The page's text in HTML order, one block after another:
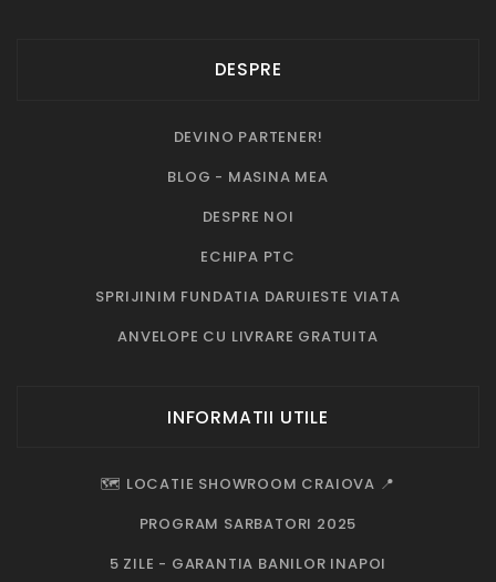
DESPRE
DEVINO PARTENER!
BLOG - MASINA MEA
DESPRE NOI
ECHIPA PTC
SPRIJINIM FUNDATIA DARUIESTE VIATA
ANVELOPE CU LIVRARE GRATUITA
INFORMATII UTILE
🗺️ LOCATIE SHOWROOM CRAIOVA 📍
PROGRAM SARBATORI 2025
5 ZILE - GARANTIA BANILOR INAPOI